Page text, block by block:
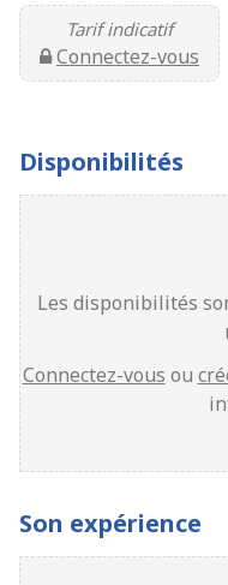
Tarif indicatif
Connectez-vous
Disponibilités
Les disponibilités
Connectez-vous ou
Son expérience